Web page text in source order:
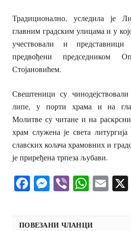
Традиционално, уследила је
главним градским улицама и у
учествовали и представници
предвођени председником
Стојановићем.
Свештеници су
липе, у порти храма и на
Молитве су читане и на
храм служена је света
славских колача храмовних и
је приређена трпеза љубави.
Facebook
Messenger
Viber
ПОВЕЗАНИ ЧЛАНЦИ